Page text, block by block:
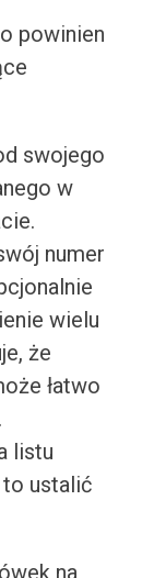
powinien
swojego
w
numer
wielu
że
łatwo
listu
ustalić
na